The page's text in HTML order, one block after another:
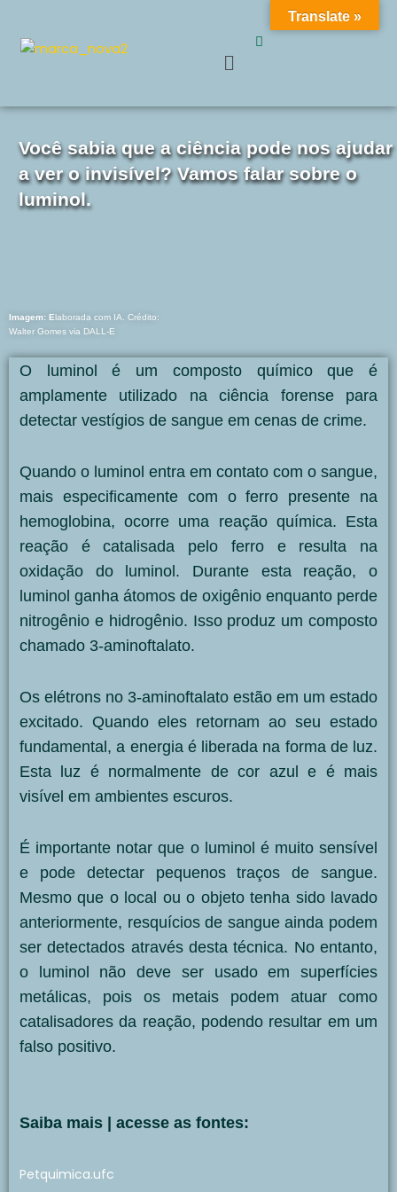
Pular
conteúdo
Imagem: Elaborada com IA. Crédito:
Walter Gomes via DALL-E
Você sabia que a ciência pode nos ajudar
a ver o invisível? Vamos falar sobre o
luminol.
O luminol é um composto químico que é
amplamente utilizado na ciência forense para
detectar vestígios de sangue em cenas de crime.
Quando o luminol entra em contato com o sangue,
mais especificamente com o ferro presente na
hemoglobina, ocorre uma reação química. Esta
reação é catalisada pelo ferro e resulta na
oxidação do luminol. Durante esta reação, o
luminol ganha átomos de oxigênio enquanto perde
nitrogênio e hidrogênio. Isso produz um composto
chamado 3-aminoftalato.
Os elétrons no 3-aminoftalato estão em um estado
excitado. Quando eles retornam ao seu estado
fundamental, a energia é liberada na forma de luz.
Esta luz é normalmente de cor azul e é mais
visível em ambientes escuros.
É importante notar que o luminol é muito sensível
e pode detectar pequenos traços de sangue.
Mesmo que o local ou o objeto tenha sido lavado
anteriormente, resquícios de sangue ainda podem
ser detectados através desta técnica. No entanto,
o luminol não deve ser usado em superfícies
metálicas, pois os metais podem atuar como
catalisadores da reação, podendo resultar em um
falso positivo.
Saiba mais | acesse as fontes:
Petquimica.ufc
Translate »
Got it!